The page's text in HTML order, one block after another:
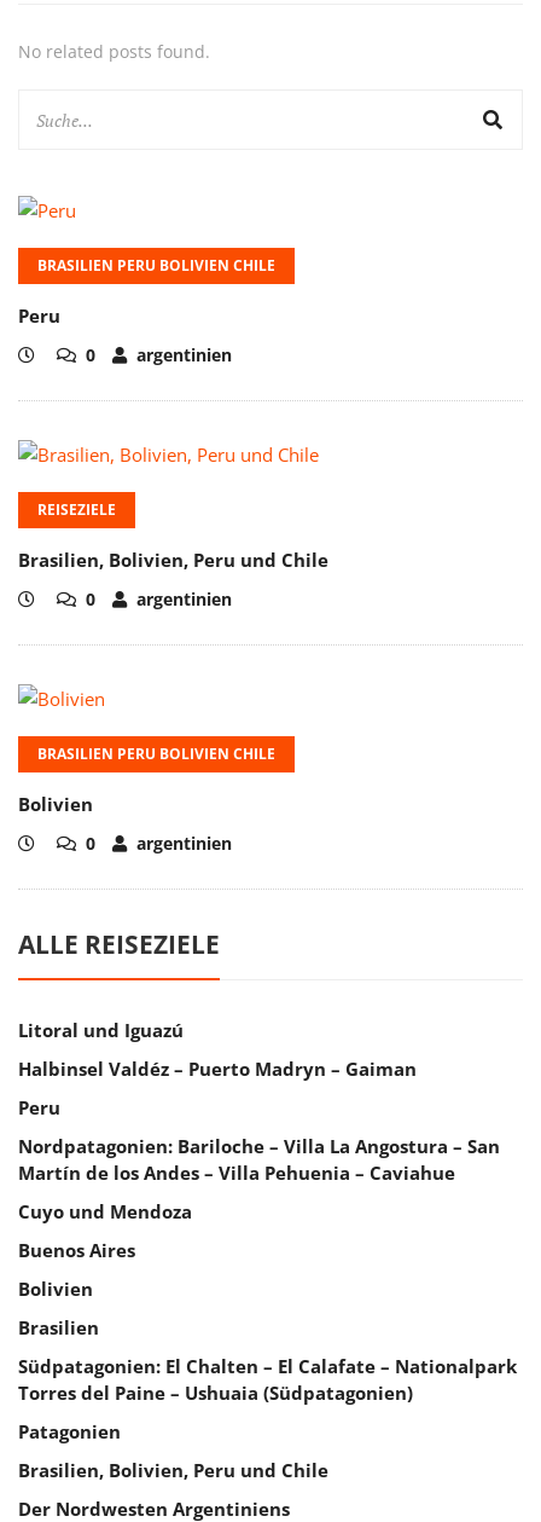
No related posts found.
BRASILIEN PERU BOLIVIEN CHILE
Peru
0 argentinien
REISEZIELE
Brasilien, Bolivien, Peru und Chile
0 argentinien
BRASILIEN PERU BOLIVIEN CHILE
Bolivien
0 argentinien
ALLE REISEZIELE
Litoral und Iguazú
Halbinsel Valdéz – Puerto Madryn – Gaiman
Peru
Nordpatagonien: Bariloche – Villa La Angostura – San
Martín de los Andes – Villa Pehuenia – Caviahue
Cuyo und Mendoza
Buenos Aires
Bolivien
Brasilien
Südpatagonien: El Chalten – El Calafate – Nationalpark
Torres del Paine – Ushuaia (Südpatagonien)
Patagonien
Brasilien, Bolivien, Peru und Chile
Der Nordwesten Argentiniens